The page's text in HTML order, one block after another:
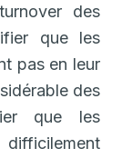
des
que les
pas en leur
des
que les